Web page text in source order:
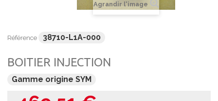
Agrandir l'image
Référence 38710-L1A-000
BOITIER INJECTION
Gamme origine SYM